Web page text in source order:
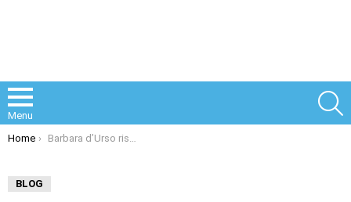
Menu
You are here:
Home Barbara d’Urso risponde a chi la accusa di fare tv trash
BLOG